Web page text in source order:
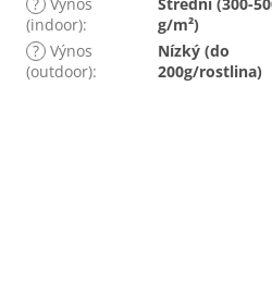
? Výnos
(indoor):
Střední (300-
g/m²)
? Výnos
(outdoor):
Nízký (do
200g/rostlina)